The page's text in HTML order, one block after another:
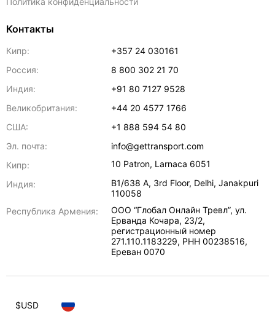
Контакты
Кипр:
+357 24 030161
Россия:
8 800 302 21 70
Индия:
+91 80 7127 9528
Великобритания:
+44 20 4577 1766
США:
+1 888 594 54 80
Эл. почта:
info@gettransport.com
Кипр:
10 Patron, Larnaca 6051
Индия:
B1/638 A, 3rd Floor, Delhi,Janakpuri
110058
Республика Армения:
ООО “Глобал Онлайн Тревл”, ул.
Ерванда Кочара, 23/2,
регистрационный номер
271.110.1183229, РНН 00238516,
Ереван 0070
$USD